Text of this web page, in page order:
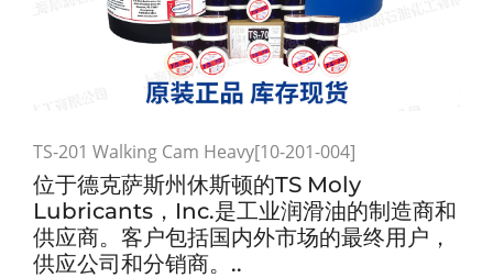
TS-201 Walking Cam Heavy[10-201-004]
位于德克萨斯州休斯顿的TS Moly
Lubricants，Inc.是工业润滑油的制造商和
供应商。客户包括国内外市场的最终用户，
供应公司和分销商。..